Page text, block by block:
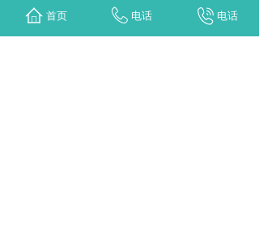
首页 电话 电话